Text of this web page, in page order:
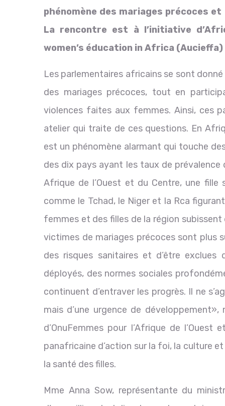
phénomène des mariages précoces
La rencontre est à l’initiative
women’s éducation in Africa
Les parlementaires africains se sont
des mariages précoces, tout en
violences faites aux femmes. Ainsi, ces
atelier qui traite de ces questions. En
est un phénomène alarmant qui touche
des dix pays ayant les taux de prévalence
Afrique de l’Ouest et du Centre, une fille
comme le Tchad, le Niger et la Rca
femmes et des filles de la région
victimes de mariages précoces sont plus
des risques sanitaires et d’être
déployés, des normes sociales
continuent d’entraver les progrès. Il ne
mais d’une urgence de
d’OnuFemmes pour l’Afrique de
panafricaine d’action sur la foi, la culture
la santé des filles.
Mme Anna Sow, représentante du